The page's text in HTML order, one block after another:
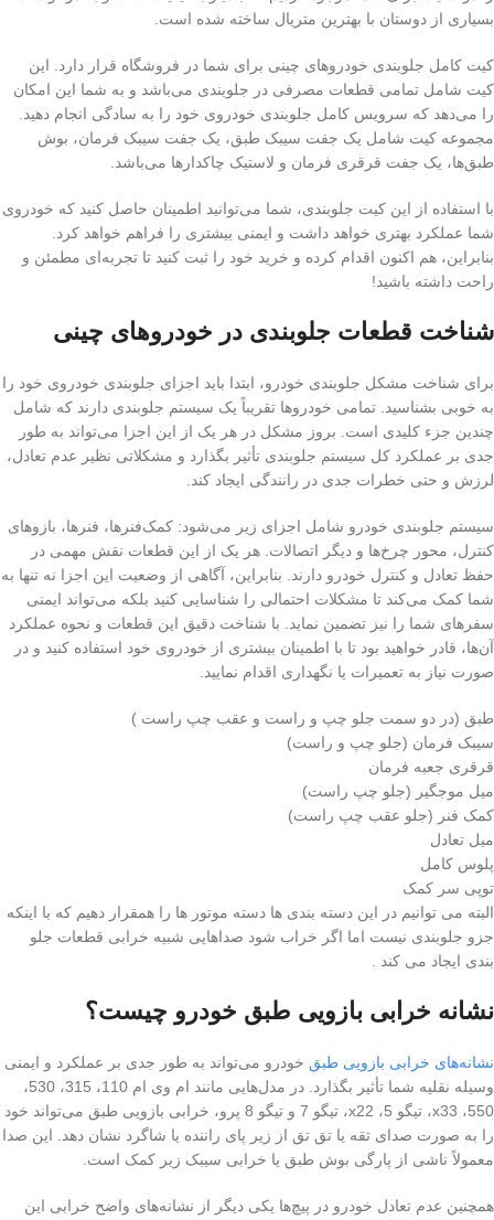
بسیاری از دوستان با بهترین متریال ساخته شده است.
کیت کامل جلوبندی خودروهای چینی برای شما در فروشگاه قرار دارد. این
کیت شامل تمامی قطعات مصرفی در جلوبندی می‌باشد و به شما این امکان
را می‌دهد که سرویس کامل جلوبندی خودروی خود را به سادگی انجام دهید.
مجموعه کیت شامل یک جفت سیبک طبق، یک جفت سیبک فرمان، بوش
طبق‌ها، یک جفت قرقری فرمان و لاستیک چاکدارها می‌باشد.
با استفاده از این کیت جلوبندی، شما می‌توانید اطمینان حاصل کنید که خودروی
شما عملکرد بهتری خواهد داشت و ایمنی بیشتری را فراهم خواهد کرد.
بنابراین، هم اکنون اقدام کرده و خرید خود را ثبت کنید تا تجربه‌ای مطمئن و
راحت داشته باشید!
شناخت قطعات جلوبندی در خودروهای چینی
برای شناخت مشکل جلوبندی خودرو، ابتدا باید اجزای جلوبندی خودروی خود را
به خوبی بشناسید. تمامی خودروها تقریباً یک سیستم جلوبندی دارند که شامل
چندین جزء کلیدی است. بروز مشکل در هر یک از این اجزا می‌تواند به طور
جدی بر عملکرد کل سیستم جلوبندی تأثیر بگذارد و مشکلاتی نظیر عدم تعادل،
لرزش و حتی خطرات جدی در رانندگی ایجاد کند.
سیستم جلوبندی خودرو شامل اجزای زیر می‌شود: کمک‌فنرها، فنرها، بازوهای
کنترل، محور چرخ‌ها و دیگر اتصالات. هر یک از این قطعات نقش مهمی در
حفظ تعادل و کنترل خودرو دارند. بنابراین، آگاهی از وضعیت این اجزا نه تنها به
شما کمک می‌کند تا مشکلات احتمالی را شناسایی کنید بلکه می‌تواند ایمنی
سفرهای شما را نیز تضمین نماید. با شناخت دقیق این قطعات و نحوه عملکرد
آن‌ها، قادر خواهید بود تا با اطمینان بیشتری از خودروی خود استفاده کنید و در
صورت نیاز به تعمیرات یا نگهداری اقدام نمایید.
طبق (در دو سمت جلو چپ و راست و عقب چپ راست )
سیبک فرمان (جلو چپ و راست)
قرقری جعبه فرمان
میل موجگیر (جلو چپ راست)
کمک فنر (جلو عقب چپ راست)
میل تعادل
پلوس کامل
توپی سر کمک
البته می توانیم در این دسته بندی ها دسته موتور ها را همقرار دهیم که با اینکه
جزو جلوبندی نیست اما اگر خراب شود صداهایی شبیه خرابی قطعات جلو
بندی ایجاد می کند .
نشانه خرابی بازویی طبق خودرو چیست؟
نشانه‌های خرابی بازویی طبق خودرو می‌تواند به طور جدی بر عملکرد و ایمنی
وسیله نقلیه شما تأثیر بگذارد. در مدل‌هایی مانند ام وی ام 110، 315، 530،
550، x33، تیگو 5، x22، تیگو 7 و تیگو 8 پرو، خرابی بازویی طبق می‌تواند خود
را به صورت صدای تقه یا تق تق از زیر پای راننده یا شاگرد نشان دهد. این صدا
معمولاً ناشی از پارگی بوش طبق یا خرابی سیبک زیر کمک است.
همچنین عدم تعادل خودرو در پیچ‌ها یکی دیگر از نشانه‌های واضح خرابی این